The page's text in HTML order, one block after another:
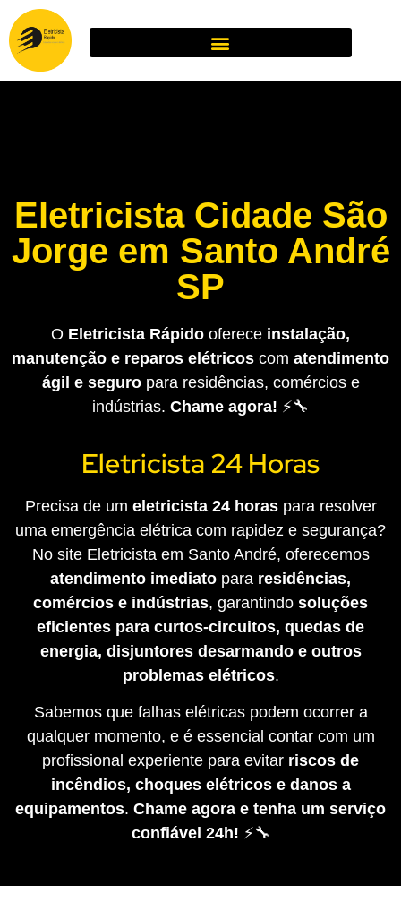
Eletricista Cidade São
Jorge em Santo André
SP
O Eletricista Rápido oferece instalação,
manutenção e reparos elétricos com atendimento
ágil e seguropara residências, comércios e
indústrias. Chame agora! ⚡🔧
Eletricista 24 Horas
Precisa de um eletricista 24 horaspara resolver
uma emergência elétrica com rapidez e segurança?
No site Eletricista em Santo André, oferecemos
atendimento imediato para residências,
comércios e indústrias, garantindo soluções
eficientes para curtos-circuitos, quedas de
energia, disjuntores desarmando e outros
problemas elétricos.
Sabemos que falhas elétricas podem ocorrer a
qualquer momento, e é essencial contar com um
profissional experiente para evitar riscos de
incêndios, choques elétricos e danos a
equipamentos. Chame agora e tenha um serviço
confiável 24h! ⚡🔧